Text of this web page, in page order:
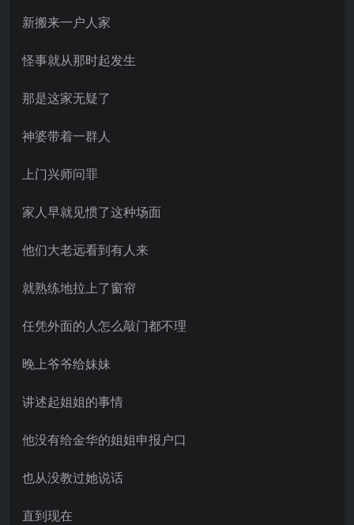
新搬来一户人家
怪事就从那时起发生
那是这家无疑了
神婆带着一群人
上门兴师问罪
家人早就见惯了这种场面
他们大老远看到有人来
就熟练地拉上了窗帘
任凭外面的人怎么敲门都不理
晚上爷爷给妹妹
讲述起姐姐的事情
他没有给金华的姐姐申报户口
也从没教过她说话
直到现在